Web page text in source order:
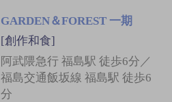
GARDEN＆FOREST 一期
[創作和食]
阿武隈急行 福島駅 徒歩6分／
福島交通飯坂線 福島駅 徒歩6
分